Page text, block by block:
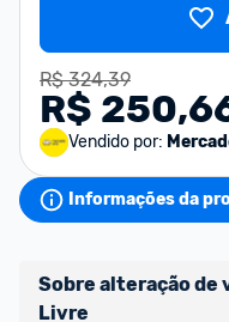
R$ 324,39
R$
Vendido por:
Informações da
Sobre alteração de
Livre